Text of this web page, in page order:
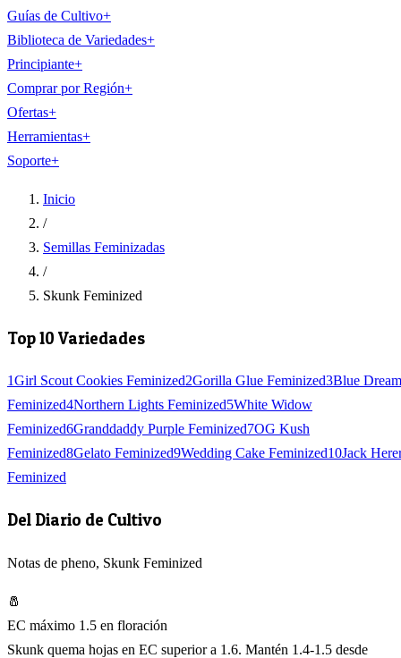
Guías de Cultivo+
Biblioteca de Variedades+
Principiante+
Comprar por Región+
Ofertas+
Herramientas+
Soporte+
Inicio
/
Semillas Feminizadas
/
Skunk Feminized
Top 10 Variedades
1Girl Scout Cookies Feminized2Gorilla Glue Feminized3Blue Dream
Feminized4Northern Lights Feminized5White Widow
Feminized6Granddaddy Purple Feminized7OG Kush
Feminized8Gelato Feminized9Wedding Cake Feminized10Jack
Feminized
Del Diario de Cultivo
Notas de pheno, Skunk Feminized
🧂
EC máximo 1.5 en floración
Skunk quema hojas en EC superior a 1.6. Mantén 1.4-1.5 desde